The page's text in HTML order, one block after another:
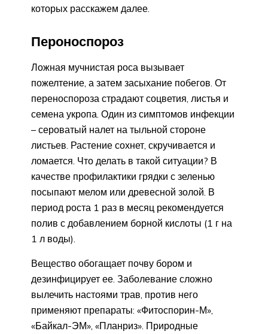
которых расскажем далее.
Пероноспороз
Ложная мучнистая роса вызывает
пожелтение, а затем засыхание побегов. От
переноспороза страдают соцветия, листья и
семена укропа. Один из симптомов инфекции
– сероватый налет на тыльной стороне
листьев. Растение сохнет, скручивается и
ломается. Что делать в такой ситуации? В
качестве профилактики грядки с зеленью
посыпают мелом или древесной золой. В
период роста 1 раз в месяц рекомендуется
полив с добавлением борной кислоты (1 г на
1 л воды).
Вещество обогащает почву бором и
дезинфицирует ее. Заболевание сложно
вылечить настоями трав, против него
применяют препараты: «Фитоспорин-М»,
«Байкал-ЭМ», «Планриз». Природные